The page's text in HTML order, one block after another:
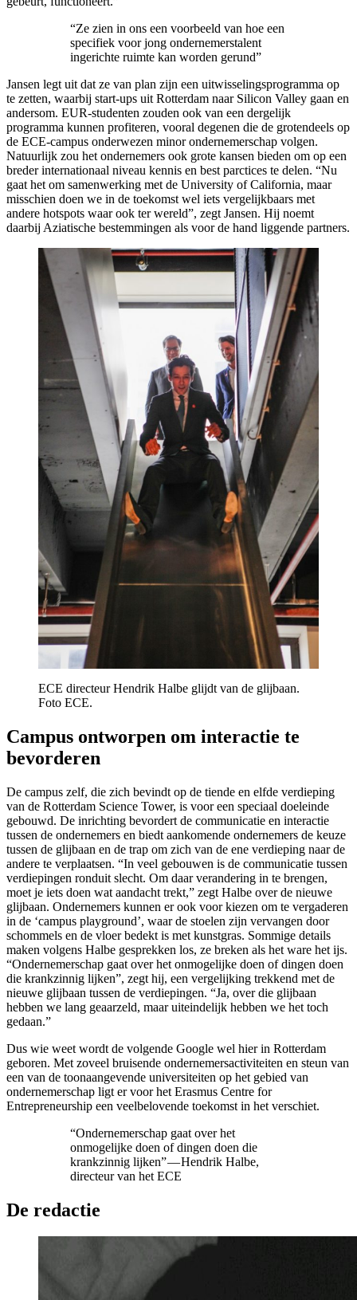
“Ze zien in ons een voorbeeld van hoe een
specifiek voor jong ondernemerstalent
ingerichte ruimte kan worden gerund”
Jansen legt uit dat ze van plan zijn een uitwisselingsprogramma op
te zetten, waarbij start-ups uit Rotterdam naar Silicon Valley gaan en
andersom. EUR-studenten zouden ook van een dergelijk
programma kunnen profiteren, vooral degenen die de grotendeels op
de ECE-campus onderwezen minor ondernemerschap volgen.
Natuurlijk zou het ondernemers ook grote kansen bieden om op een
breder internationaal niveau kennis en best parctices te delen. “Nu
gaat het om samenwerking met de University of California, maar
misschien doen we in de toekomst wel iets vergelijkbaars met
andere hotspots waar ook ter wereld”, zegt Jansen. Hij noemt
daarbij Aziatische bestemmingen als voor de hand liggende partners.
ECE directeur Hendrik Halbe glijdt van de glijbaan.
Foto ECE.
Campus ontworpen om interactie te
bevorderen
De campus zelf, die zich bevindt op de tiende en elfde verdieping
van de Rotterdam Science Tower, is voor een speciaal doeleinde
gebouwd. De inrichting bevordert de communicatie en interactie
tussen de ondernemers en biedt aankomende ondernemers de keuze
tussen de glijbaan en de trap om zich van de ene verdieping naar de
andere te verplaatsen. “In veel gebouwen is de communicatie tussen
verdiepingen ronduit slecht. Om daar verandering in te brengen,
moet je iets doen wat aandacht trekt,” zegt Halbe over de nieuwe
glijbaan. Ondernemers kunnen er ook voor kiezen om te vergaderen
in de ‘campus playground’, waar de stoelen zijn vervangen door
schommels en de vloer bedekt is met kunstgras. Sommige details
maken volgens Halbe gesprekken los, ze breken als het ware het ijs.
“Ondernemerschap gaat over het onmogelijke doen of dingen doen
die krankzinnig lijken”, zegt hij, een vergelijking trekkend met de
nieuwe glijbaan tussen de verdiepingen. “Ja, over die glijbaan
hebben we lang geaarzeld, maar uiteindelijk hebben we het toch
gedaan.”
Dus wie weet wordt de volgende Google wel hier in Rotterdam
geboren. Met zoveel bruisende ondernemersactiviteiten en steun van
een van de toonaangevende universiteiten op het gebied van
ondernemerschap ligt er voor het Erasmus Centre for
Entrepreneurship een veelbelovende toekomst in het verschiet.
“Ondernemerschap gaat over het
onmogelijke doen of dingen doen die
krankzinnig lijken” — Hendrik Halbe,
directeur van het ECE
De redactie